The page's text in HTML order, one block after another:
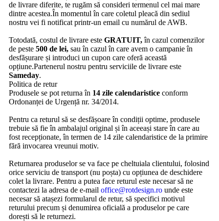
de livrare diferite, te rugăm să consideri termenul cel mai mare
dintre acestea.În momentul în care coletul pleacă din sediul
nostru vei fi notificat printr-un email cu numărul de AWB.
Totodată, costul de livrare este GRATUIT,în cazul comenzilor
de peste 500 de lei, sau în cazul în care avem o campanie în
desfășurare și introduci un cupon care oferă această
opțiune.Partenerul nostru pentru serviciile de livrare este
Sameday.
Politica de retur
Produsele se pot returna în 14 zile calendaristice conform
Ordonanței de Urgență nr. 34/2014.
Pentru ca returul să se desfășoare în condiții optime, produsele
trebuie să fie în ambalajul original și în aceeași stare în care au
fost recepționate, în termen de 14 zile calendaristice de la primire
fără invocarea vreunui motiv.
Returnarea produselor se va face pe cheltuiala clientului, folosind
orice serviciu de transport (nu poșta) cu opțiunea de deschidere
colet la livrare. Pentru a putea face returul este necesar să ne
contactezi la adresa de e-mail office@rotdesign.ro unde este
necesar să atașezi formularul de retur, să specifici motivul
returului precum și denumirea oficială a produselor pe care
dorești să le returnezi.